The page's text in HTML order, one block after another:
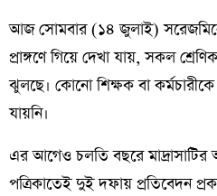
আজ সোমবার (১৪ জুলাই)
প্রাঙ্গণে গিয়ে দেখা যায়, সকল
ঝুলছে। কোনো শিক্ষক বা কর্মচারীকে
যায়নি।
এর আগেও চলতি বছরে মাদ্রাসাটির
পত্রিকাতেই দুই দফায় প্রতিবেদন